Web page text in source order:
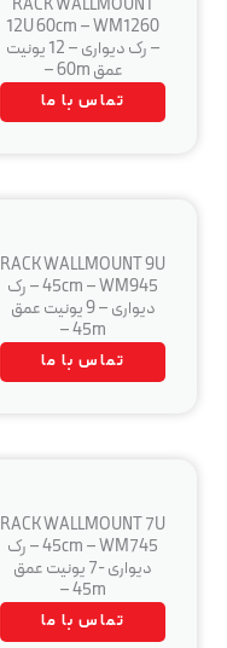
RACK WALLMOUNT
12U 60cm – WM1260
– رک دیواری – 12 یونیت
عمق 60m –
تماس با ما
RACK WALLMOUNT 9U
45cm – WM945 – رک
دیواری – 9 یونیت عمق
45m –
تماس با ما
RACK WALLMOUNT 7U
45cm – WM745 – رک
دیواری -7 یونیت عمق
45m –
تماس با ما